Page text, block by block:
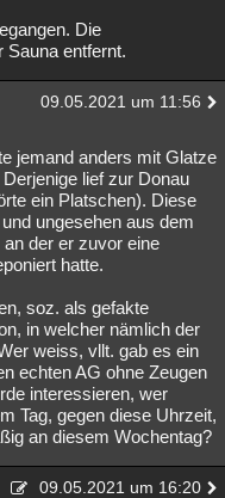
Die
Sauna entfernt.
09.05.2021 um 11:56
jemand anders mit Glatze
lief zur Donau
ein Platschen). Diese
ungesehen aus dem
der er zuvor eine
hatte.
soz. als gefakte
in welcher nämlich der
weiss, vllt. gab es ein
echten AG ohne Zeugen
interessieren, wer
Tag, gegen diese Uhrzeit,
an diesem Wochentag?
09.05.2021 um 16:20